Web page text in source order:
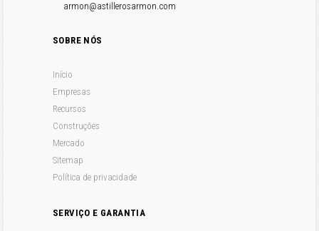
armon@astillerosarmon.com
SOBRE NÓS
Início
Empresas
Recursos
Construções
Mercado
Sitemap
Política de privacidade
SERVIÇO E GARANTIA